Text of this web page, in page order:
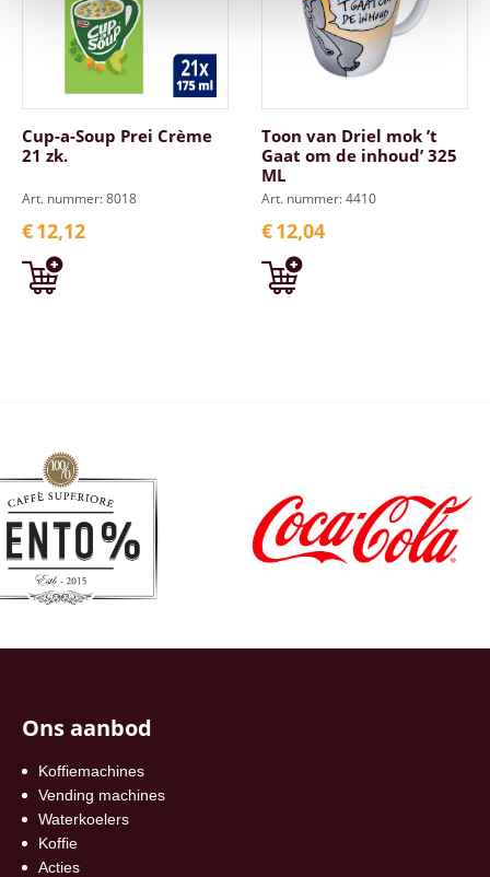
Cup-a-Soup Prei Crème
21 zk.
Art. nummer: 8018
€12,12
Toon van Driel mok ’t
Gaat om de inhoud’ 325
ML
Art. nummer: 4410
€12,04
Ons aanbod
Koffiemachines
Vending machines
Waterkoelers
Koffie
Acties